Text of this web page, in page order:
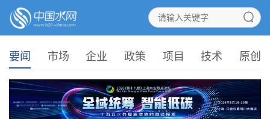
要闻 市场 企业 政策 项目 技术 原创